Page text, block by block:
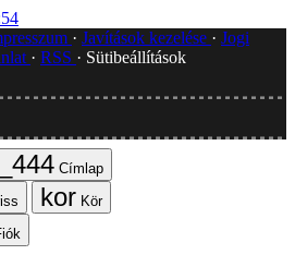
Javítások kezelése
Jogi
RSS
Sütibeállítások
Címlap
Kör